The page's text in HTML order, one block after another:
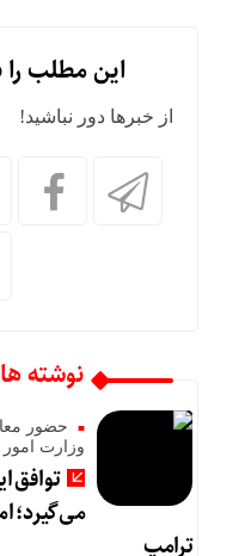
این مطلب را
از خبرها دور نباشید!
نوشته
حضور
وزارت امور
توافق
می‌گیرد؛
ترامپ